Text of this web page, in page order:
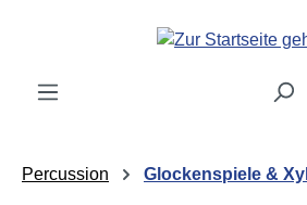
Zum Hauptinhalt springen
Percussion Glockenspiele &